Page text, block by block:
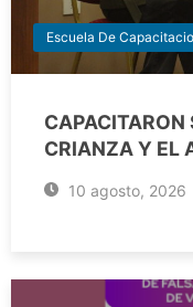
Escuela De
CAPACITARON
CRIANZA Y EL
10 agosto, 2026